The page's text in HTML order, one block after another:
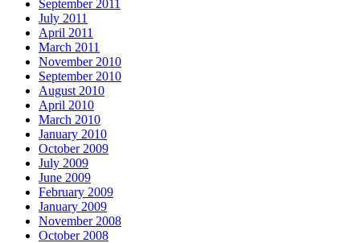
September 2011
July 2011
April 2011
March 2011
November 2010
September 2010
August 2010
April 2010
March 2010
January 2010
October 2009
July 2009
June 2009
February 2009
January 2009
November 2008
October 2008